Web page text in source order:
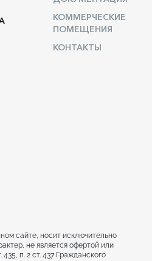
КОММЕРЧЕСКИЕ
ПОМЕЩЕНИЯ
КОНТАКТЫ
сайте, носит исключительно
не является офертой или
п. 2 ст. 437 Гражданского